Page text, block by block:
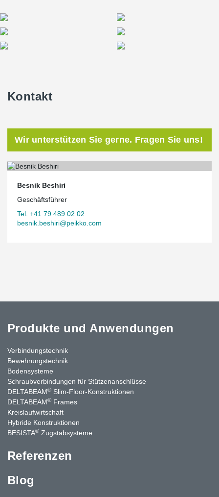
Kontakt
Wir unterstützen Sie gerne. Fragen Sie uns!
Besnik Beshiri
Geschäftsführer
Tel. +41 79 489 02 02
besnik.beshiri@peikko.com
Produkte und Anwendungen
Verbindungstechnik
Bewehrungstechnik
Bodensysteme
Schraubverbindungen für Stützenanschlüsse
DELTABEAM® Slim-Floor-Konstruktionen
DELTABEAM® Frames
Kreislaufwirtschaft
Hybride Konstruktionen
BESISTA® Zugstabsysteme
Referenzen
Blog